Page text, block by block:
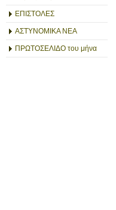
ΕΠΙΣΤΟΛΕΣ
ΑΣΤΥΝΟΜΙΚΑ ΝΕΑ
ΠΡΩΤΟΣΕΛΙΔΟ του μήνα